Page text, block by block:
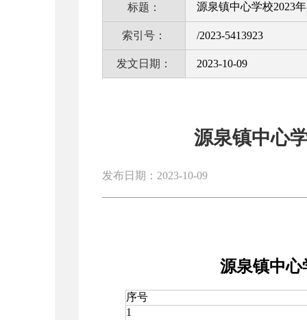
标题： 源泉镇中心学校2023
索引号： /2023-5413923
发文日期： 2023-10-09
源泉镇中心
发布日期：2023-10-09
源泉镇中心
序号
1